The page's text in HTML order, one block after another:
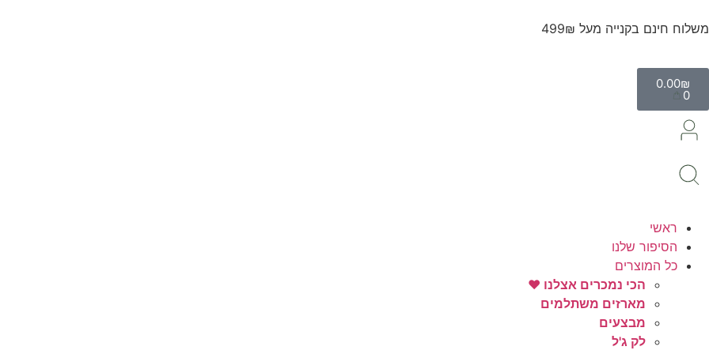
משלוח חינם בקנייה מעל 499₪
0.00₪
0
ראשי
הסיפור שלנו
כל המוצרים
הכי נמכרים אצלנו ♥️
מארזים משתלמים
מבצעים
לק ג'ל